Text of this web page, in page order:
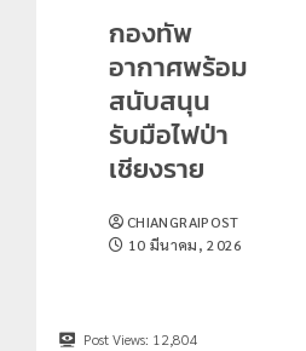
กองทัพ
อากาศพร้อม
สนับสนุน
รับมือไฟป่า
เชียงราย
CHIANGRAIPOST
10 มีนาคม, 2026
Post Views: 12,804